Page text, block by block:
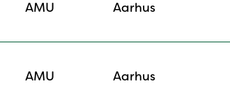
AMU Aarhus
AMU Aarhus